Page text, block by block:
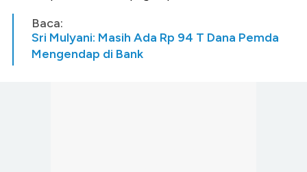
Baca:
Sri Mulyani: Masih Ada Rp 94 T Dana Pemda
Mengendap di Bank